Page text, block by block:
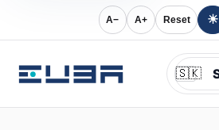
A− A+ Reset ☀
🇸🇰